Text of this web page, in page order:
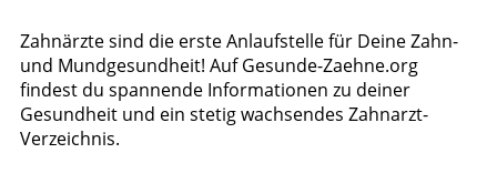
Zahnärzte sind die erste Anlaufstelle für Deine Zahn-
und Mundgesundheit! Auf Gesunde-Zaehne.org
findest du spannende Informationen zu deiner
Gesundheit und ein stetig wachsendes Zahnarzt-
Verzeichnis.